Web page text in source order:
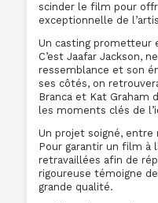
scinder le film pour
exceptionnelle de
Un casting prometteur
C’est Jaafar Jackson,
ressemblance et son
ses côtés, on
Branca et Kat Graham
les moments clés de
Un projet soigné,
Pour garantir un film à
retravaillées afin de
rigoureuse témoigne
grande qualité.